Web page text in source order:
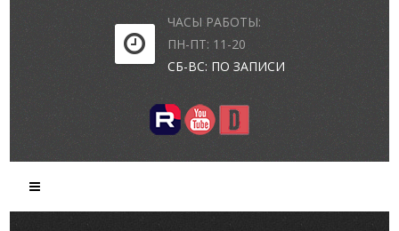
ЧАСЫ РАБОТЫ:
ПН-ПТ: 11-20
СБ-ВС: ПО ЗАПИСИ